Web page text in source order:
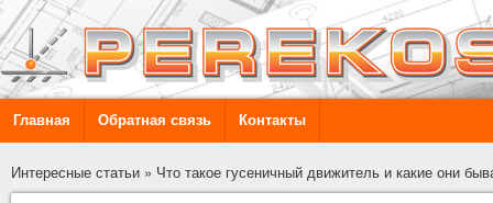
Главная Обратная связь Контакты
Интересные статьи » Что такое гусеничный движитель и какие они